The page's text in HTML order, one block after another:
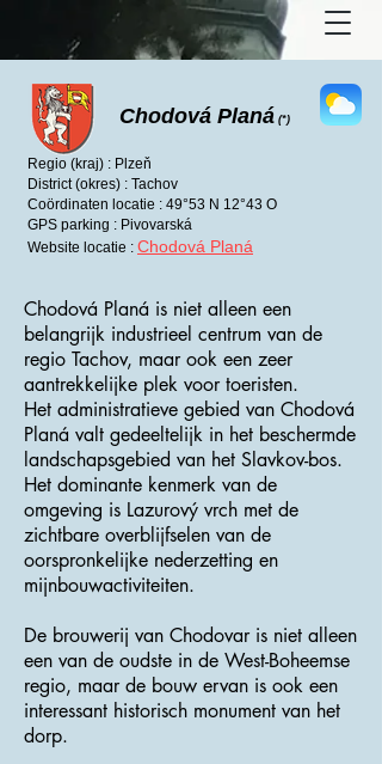
Chodová Planá (*)
Regio (kraj) : Plzeň
District (okres) : Tachov
Coördinaten locatie : 49°53 N 12°43 O
GPS parking : Pivovarská
Website locatie : Chodová Planá
Chodová Planá is niet alleen een
belangrijk industrieel centrum van de
regio Tachov, maar ook een zeer
aantrekkelijke plek voor toeristen.
Het administratieve gebied van Chodová
Planá valt gedeeltelijk in het beschermde
landschapsgebied van het Slavkov-bos.
Het dominante kenmerk van de
omgeving is Lazurový vrch met de
zichtbare overblijfselen van de
oorspronkelijke nederzetting en
mijnbouwactiviteiten.
De brouwerij van Chodovar is niet alleen
een van de oudste in de West-Boheemse
regio, maar de bouw ervan is ook een
interessant historisch monument van het
dorp.